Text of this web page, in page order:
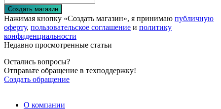
Создать магазин
Нажимая кнопку «Создать магазин», я принимаю публичную
оферту, пользовательское соглашение и политику
конфиденциальности
Недавно просмотренные статьи
Остались вопросы?
Отправьте обращение в техподдержку!
Создать обращение
О компании